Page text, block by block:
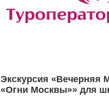
Экскурсия «Вечерняя
«Огни Москвы»» для